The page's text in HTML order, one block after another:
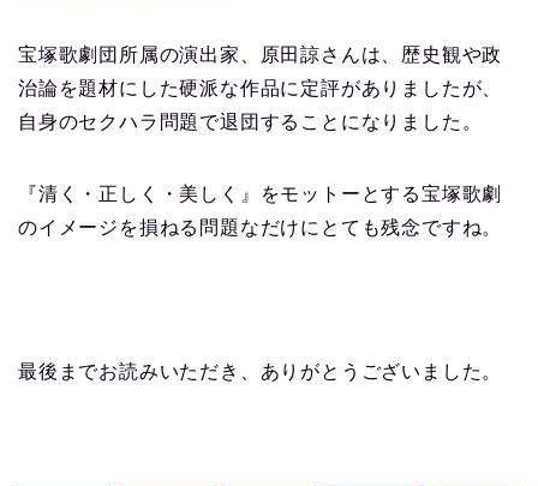
宝塚歌劇団所属の演出家、原田諒さんは、歴史観や政
治論を題材にした硬派な作品に定評がありましたが、
自身のセクハラ問題で退団することになりました。
『清く・正しく・美しく』をモットーとする宝塚歌劇
のイメージを損ねる問題なだけにとても残念ですね。
最後までお読みいただき、ありがとうございました。